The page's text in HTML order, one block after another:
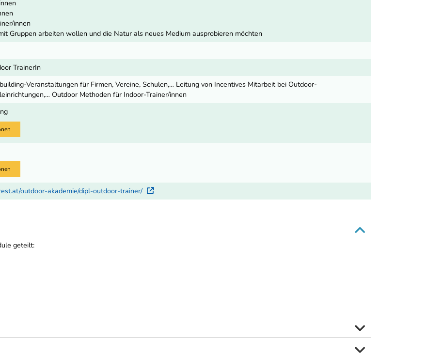
innen
Gruppen arbeiten wollen und die Natur als neues Medium ausprobieren möchten
TrainerIn
Veranstaltungen für Firmen, Vereine, Schulen,… Leitung von Incentives Mitarbeit bei Outdoor-
Outdoor Methoden für Indoor-Trainer/innen
outdoor-akademie/dipl-outdoor-trainer/ Externer Link
geteilt: